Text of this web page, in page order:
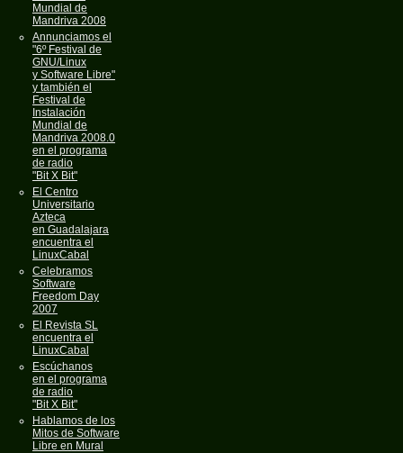
Mundial de
Mandriva 2008
Annunciamos el
"6º Festival de
GNU/Linux
y Software Libre"
y también el
Festival de
Instalación
Mundial de
Mandriva 2008.0
en el programa
de radio
"Bit X Bit"
El Centro
Universitario
Azteca
en Guadalajara
encuentra el
LinuxCabal
Celebramos
Software
Freedom Day
2007
El Revista SL
encuentra el
LinuxCabal
Escúchanos
en el programa
de radio
"Bit X Bit"
Hablamos de los
Mitos de Software
Libre en Mural